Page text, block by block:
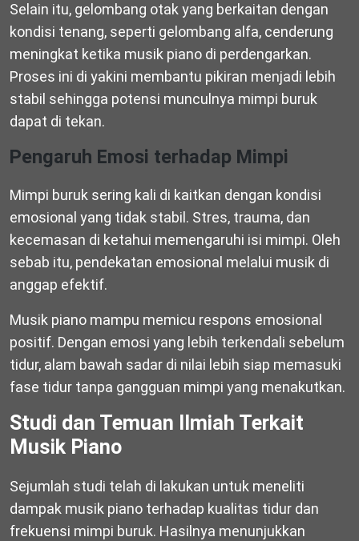
Selain itu, gelombang otak yang berkaitan dengan
kondisi tenang, seperti gelombang alfa, cenderung
meningkat ketika musik piano di perdengarkan.
Proses ini di yakini membantu pikiran menjadi lebih
stabil sehingga potensi munculnya mimpi buruk
dapat di tekan.
Pengaruh Emosi terhadap Mimpi
Mimpi buruk sering kali di kaitkan dengan kondisi
emosional yang tidak stabil. Stres, trauma, dan
kecemasan di ketahui memengaruhi isi mimpi. Oleh
sebab itu, pendekatan emosional melalui musik di
anggap efektif.
Musik piano mampu memicu respons emosional
positif. Dengan emosi yang lebih terkendali sebelum
tidur, alam bawah sadar di nilai lebih siap memasuki
fase tidur tanpa gangguan mimpi yang menakutkan.
Studi dan Temuan Ilmiah Terkait
Musik Piano
Sejumlah studi telah di lakukan untuk meneliti
dampak musik piano terhadap kualitas tidur dan
frekuensi mimpi buruk. Hasilnya menunjukkan